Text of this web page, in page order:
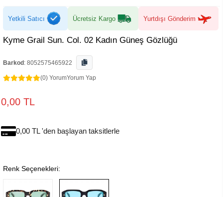
Yetkili Satıcı Ücretsiz Kargo Yurtdışı Gönderim
Kyme Grail Sun. Col. 02 Kadın Güneş Gözlüğü
Barkod : 8052575465922
(0) YorumYorum Yap
0,00 TL
0,00 TL 'den başlayan taksitlerle
Renk Seçenekleri: